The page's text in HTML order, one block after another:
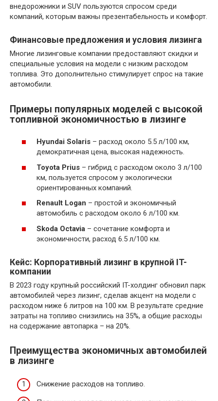
внедорожники и SUV пользуются спросом среди
компаний, которым важны презентабельность и комфорт.
Финансовые предложения и условия лизинга
Многие лизинговые компании предоставляют скидки и
специальные условия на модели с низким расходом
топлива. Это дополнительно стимулирует спрос на такие
автомобили.
Примеры популярных моделей с высокой
топливной экономичностью в лизинге
Hyundai Solaris – расход около 5.5 л/100 км,
демократичная цена, высокая надежность.
Toyota Prius – гибрид с расходом около 3 л/100
км, пользуется спросом у экологически
ориентированных компаний.
Renault Logan – простой и экономичный
автомобиль с расходом около 6 л/100 км.
Skoda Octavia – сочетание комфорта и
экономичности, расход 6.5 л/100 км.
Кейс: Корпоративный лизинг в крупной IT-
компании
В 2023 году крупный российский IT-холдинг обновил парк
автомобилей через лизинг, сделав акцент на модели с
расходом ниже 6 литров на 100 км. В результате средние
затраты на топливо снизились на 35%, а общие расходы
на содержание автопарка – на 20%.
Преимущества экономичных автомобилей
в лизинге
Снижение расходов на топливо.